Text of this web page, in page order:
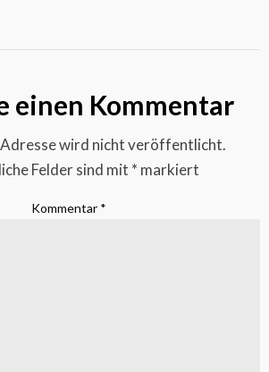
einen Kommentar
wird nicht veröffentlicht.
Felder sind mit * markiert
Kommentar *